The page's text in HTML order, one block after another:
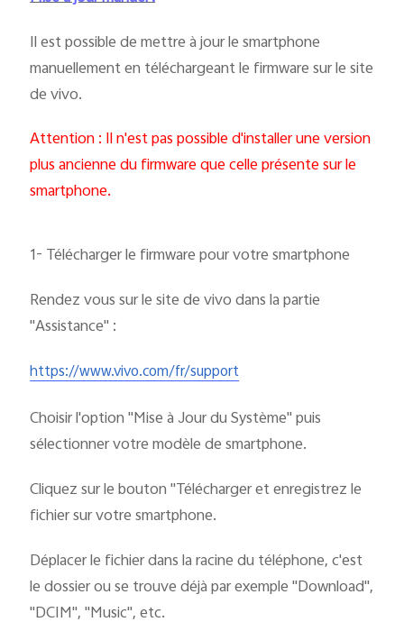
Il est possible de mettre à jour le smartphone
manuellement en téléchargeant le firmware sur le site
de vivo.
Attention : Il n'est pas possible d'installer une version
plus ancienne du firmware que celle présente sur le
smartphone.
1- Télécharger le firmware pour votre smartphone
Rendez vous sur le site de vivo dans la partie
"Assistance" :
https://www.vivo.com/fr/support
Choisir l'option "Mise à Jour du Système" puis
sélectionner votre modèle de smartphone.
Cliquez sur le bouton "Télécharger et enregistrez le
fichier sur votre smartphone.
Déplacer le fichier dans la racine du téléphone, c'est
le dossier ou se trouve déjà par exemple "Download",
"DCIM", "Music", etc.